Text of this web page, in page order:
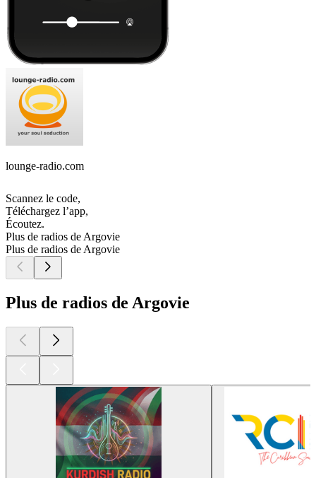
lounge-radio.com
Scannez le code,
Téléchargez l’app,
Écoutez.
Plus de radios de Argovie
Plus de radios de Argovie
Plus de radios de Argovie